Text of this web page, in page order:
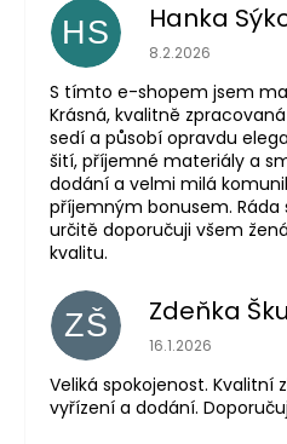
HS Hanka
Hodnocení
8.2.2026
S tímto e-shopem jsem
Krásná, kvalitně
sedí a působí opravdu
šití, příjemné materiály a
dodání a velmi milá
příjemným bonusem.
určitě doporučuji všem
kvalitu.
ZŠ Zdeňka
Hodnocení
16.1.2026
Veliká spokojenost. Kvalitní
vyřízení a dodání.